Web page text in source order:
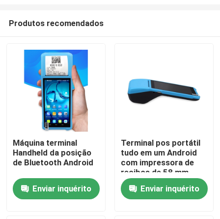
Casa
Produtos recomendados
Máquina terminal
Handheld da posição
de Bluetooth Android
Enviar inquérito
Terminal pos portátil
tudo em um Android
com impressora de
recibos de 58 mm
Enviar inquérito